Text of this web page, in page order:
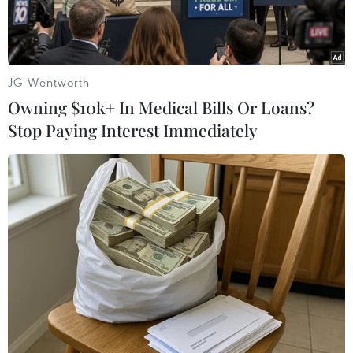
Người dân xếp hàng mua đồ ăn mang về để phòng lây nhiễm
COVID-19 tại Singapore. (Ảnh: AFP/TTXVN)
Theo trang thống kê worldometers.info, tính
đến 9 giờ sáng ngày 12/9 (giờ Việt Nam), toàn
thế giới đã ghi nhận 225.067.690 ca nhiễm virus
JG Wentworth
Owning $10k+ In Medical Bills Or Loans?
Stop Paying Interest Immediately